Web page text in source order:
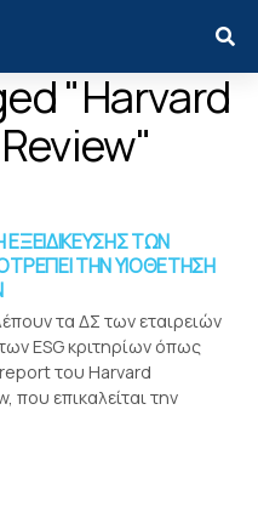
"Harvard
ΕΞΕΙΔΙΚΕΥΣΗΣ ΤΩΝ
ΤΗΝ ΥΙΟΘΕΤΗΣΗ
τα ΔΣ των εταιρειών
ESG κριτηρίων όπως
του Harvard
που επικαλείται την